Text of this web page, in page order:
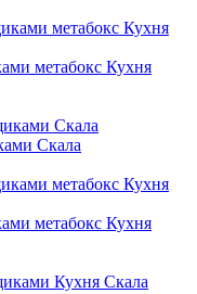
метабокс Кухня
Скала
метабокс Кухня